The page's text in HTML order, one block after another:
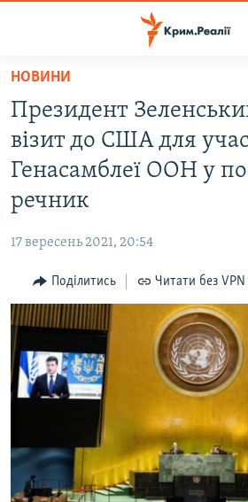
Перейти
основного
матеріалу
Перейти
до
основної
Перейти
пошуку
ВОДА.КРИМ
ВІДЕО ТА ФОТО
ПОГЛЯД
ІНТЕРВ'Ю
ВСЕ ЗА ДЕНЬ
СПЕЦПРОЕКТИ
ДЕПОРТАЦІЯ
ВІДЕОУРОКИ «ELIFBE»
СВІДЧЕННЯ ОКУПАЦІЇ
УКРАЇНСЬКА ПРОБЛЕМА КРИМУ
ЯК ОБІЙТИ БЛОКУВАННЯ
Qırımtatar
НОВИНИ
Президент
візит до США для
Генасамблеї ООН у
речник
17 вересень 2021, 20:54
Поділитись Читати без VPN